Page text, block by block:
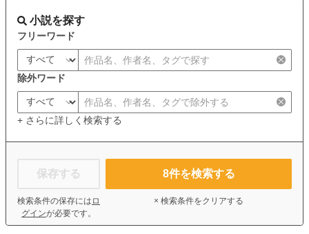
小説を探す
フリーワード
除外ワード
+ さらに詳しく検索する
保存する
検索条件の保存には ロ
グインが必要です。
8件を検索する
× 検索条件をクリアする